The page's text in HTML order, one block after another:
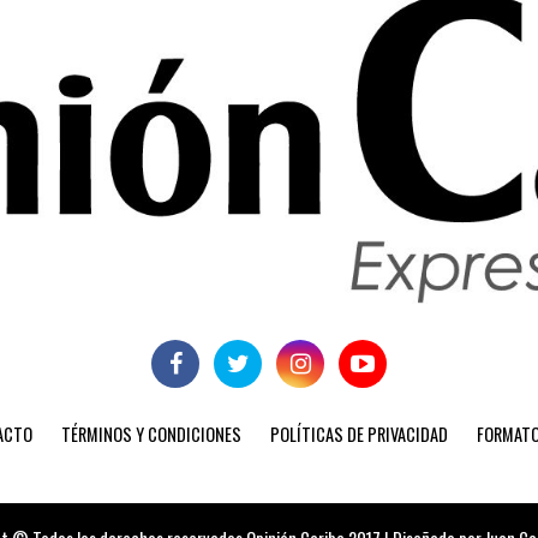
TÉRMINOS Y CONDICIONES POLÍTICAS DE PRIVACIDAD